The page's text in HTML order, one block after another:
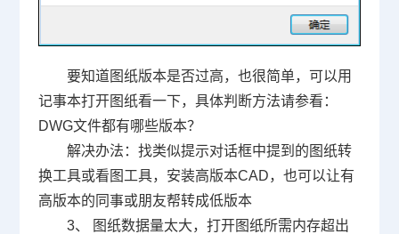
要知道图纸版本是否过高，也很简单，可以用
记事本打开图纸看一下，具体判断方法请参看：
DWG文件都有哪些版本？
解决办法：找类似提示对话框中提到的图纸转
换工具或看图工具，安装高版本CAD，也可以让有
高版本的同事或朋友帮转成低版本
3、 图纸数据量太大，打开图纸所需内存超出